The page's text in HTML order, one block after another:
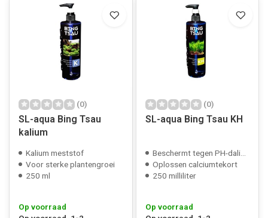
(0)
SL-aqua Bing Tsau
kalium
Kalium meststof
Voor sterke plantengroei
250 ml
Op voorraad
(0)
SL-aqua Bing Tsau KH
Beschermt tegen PH-dalingen
Oplossen calciumtekort
250 milliliter
Op voorraad